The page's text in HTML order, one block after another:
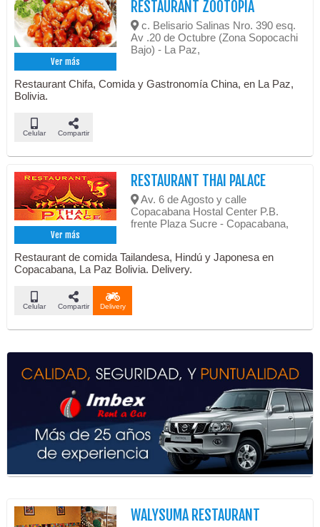
Ver más
RESTAURANT ZOOTOPIA
c. Belisario Salinas Nro. 390 esq.
Av .20 de Octubre (Zona Sopocachi
Bajo) - La Paz,
Restaurant Chifa, Comida y Gastronomía China, en La Paz,
Bolivia.
Celular Compartir
Ver más
RESTAURANT THAI PALACE
Av. 6 de Agosto y calle
Copacabana Hostal Center P.B.
frente Plaza Sucre - Copacabana,
Restaurant de comida Tailandesa, Hindú y Japonesa en
Copacabana, La Paz Bolivia. Delivery.
Celular Compartir Delivery
WALYSUMA RESTAURANT